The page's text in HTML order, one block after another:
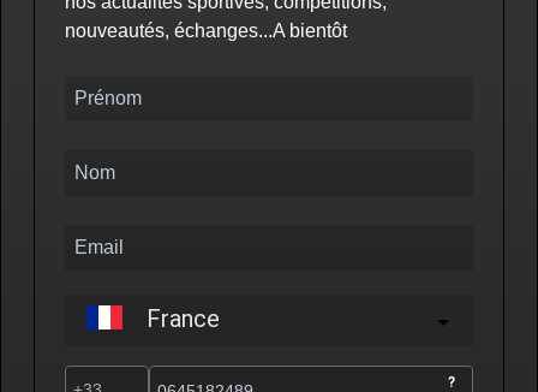
nouveautés, échanges...A bientôt
France
?